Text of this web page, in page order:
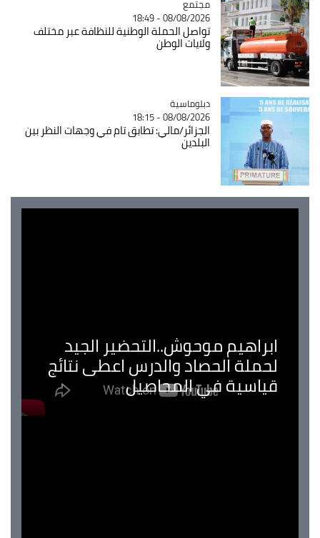
Catégorie
مجتمع
08/08/2026 - 18:49
تواصل الحملة الوطنية للنظافة عبر مختلف
ولايات الوطن
Catégorie
دبلوماسية
08/08/2026 - 18:15
الجزائر/مالي: تطابق تام في وجهات النظر بين
البلدين
ابراهيم موحوش..التحضير الجيد
لحملة الحصاد والدرس اعطى نتائج
قياسية في المحاصيل